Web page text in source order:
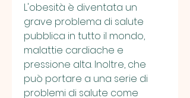
L'obesità è diventata un
grave problema di salute
pubblica in tutto il mondo,
malattie cardiache e
pressione alta. Inoltre, che
può portare a una serie di
problemi di salute come